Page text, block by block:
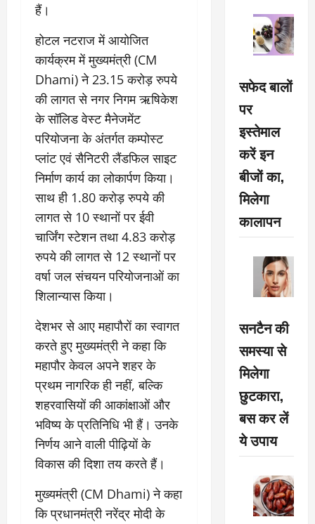
हैं।
होटल नटराज में आयोजित
कार्यक्रम में मुख्यमंत्री (CM
Dhami) ने 23.15 करोड़ रुपये
की लागत से नगर निगम ऋषिकेश
के सॉलिड वेस्ट मैनेजमेंट
परियोजना के अंतर्गत कम्पोस्ट
प्लांट एवं सैनिटरी लैंडफिल साइट
निर्माण कार्य का लोकार्पण किया।
साथ ही 1.80 करोड़ रुपये की
लागत से 10 स्थानों पर ईवी
चार्जिंग स्टेशन तथा 4.83 करोड़
रुपये की लागत से 12 स्थानों पर
वर्षा जल संचयन परियोजनाओं का
शिलान्यास किया।
देशभर से आए महापौरों का स्वागत
करते हुए मुख्यमंत्री ने कहा कि
महापौर केवल अपने शहर के
प्रथम नागरिक ही नहीं, बल्कि
शहरवासियों की आकांक्षाओं और
भविष्य के प्रतिनिधि भी हैं। उनके
निर्णय आने वाली पीढ़ियों के
विकास की दिशा तय करते हैं।
मुख्यमंत्री (CM Dhami) ने कहा
कि प्रधानमंत्री नरेंद्र मोदी के
सफेद बालों
पर
इस्तेमाल
करें इन
बीजों का,
मिलेगा
कालापन
सनटैन की
समस्या से
मिलेगा
छुटकारा,
बस कर लें
ये उपाय